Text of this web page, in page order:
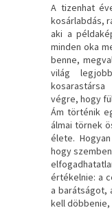
A tizenhat
kosárlabdás,
aki a
minden oka
benne,
világ
végre, hogy
Ám történik
álmai törnek
élete.
hogy
értékelnie: a
a barátságot,
kell